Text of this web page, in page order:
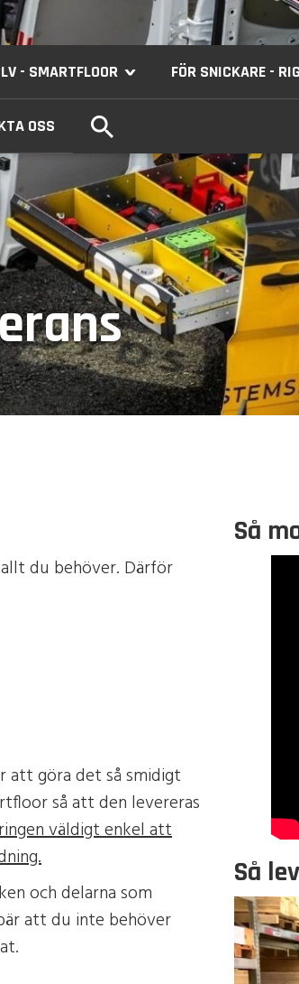
- SMARTFLOOR› FÖR SNICKARE - RIG
OSS
du behöver. Därför
att göra det så smidigt
så att den levereras
väldigt enkel att
och delarna som
att du inte behöver
Så
Så